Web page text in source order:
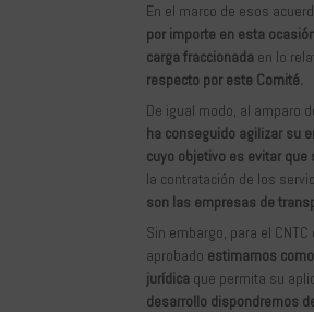
En el marco de esos
por importe en esta
carga fraccionada en lo
respecto por este Comité.
De igual modo, al amparo
ha conseguido agilizar su
cuyo objetivo es evitar
la contratación de los
son las empresas de
Sin embargo, para el
aprobado estimamos
jurídica que permita su
desarrollo dispondremos